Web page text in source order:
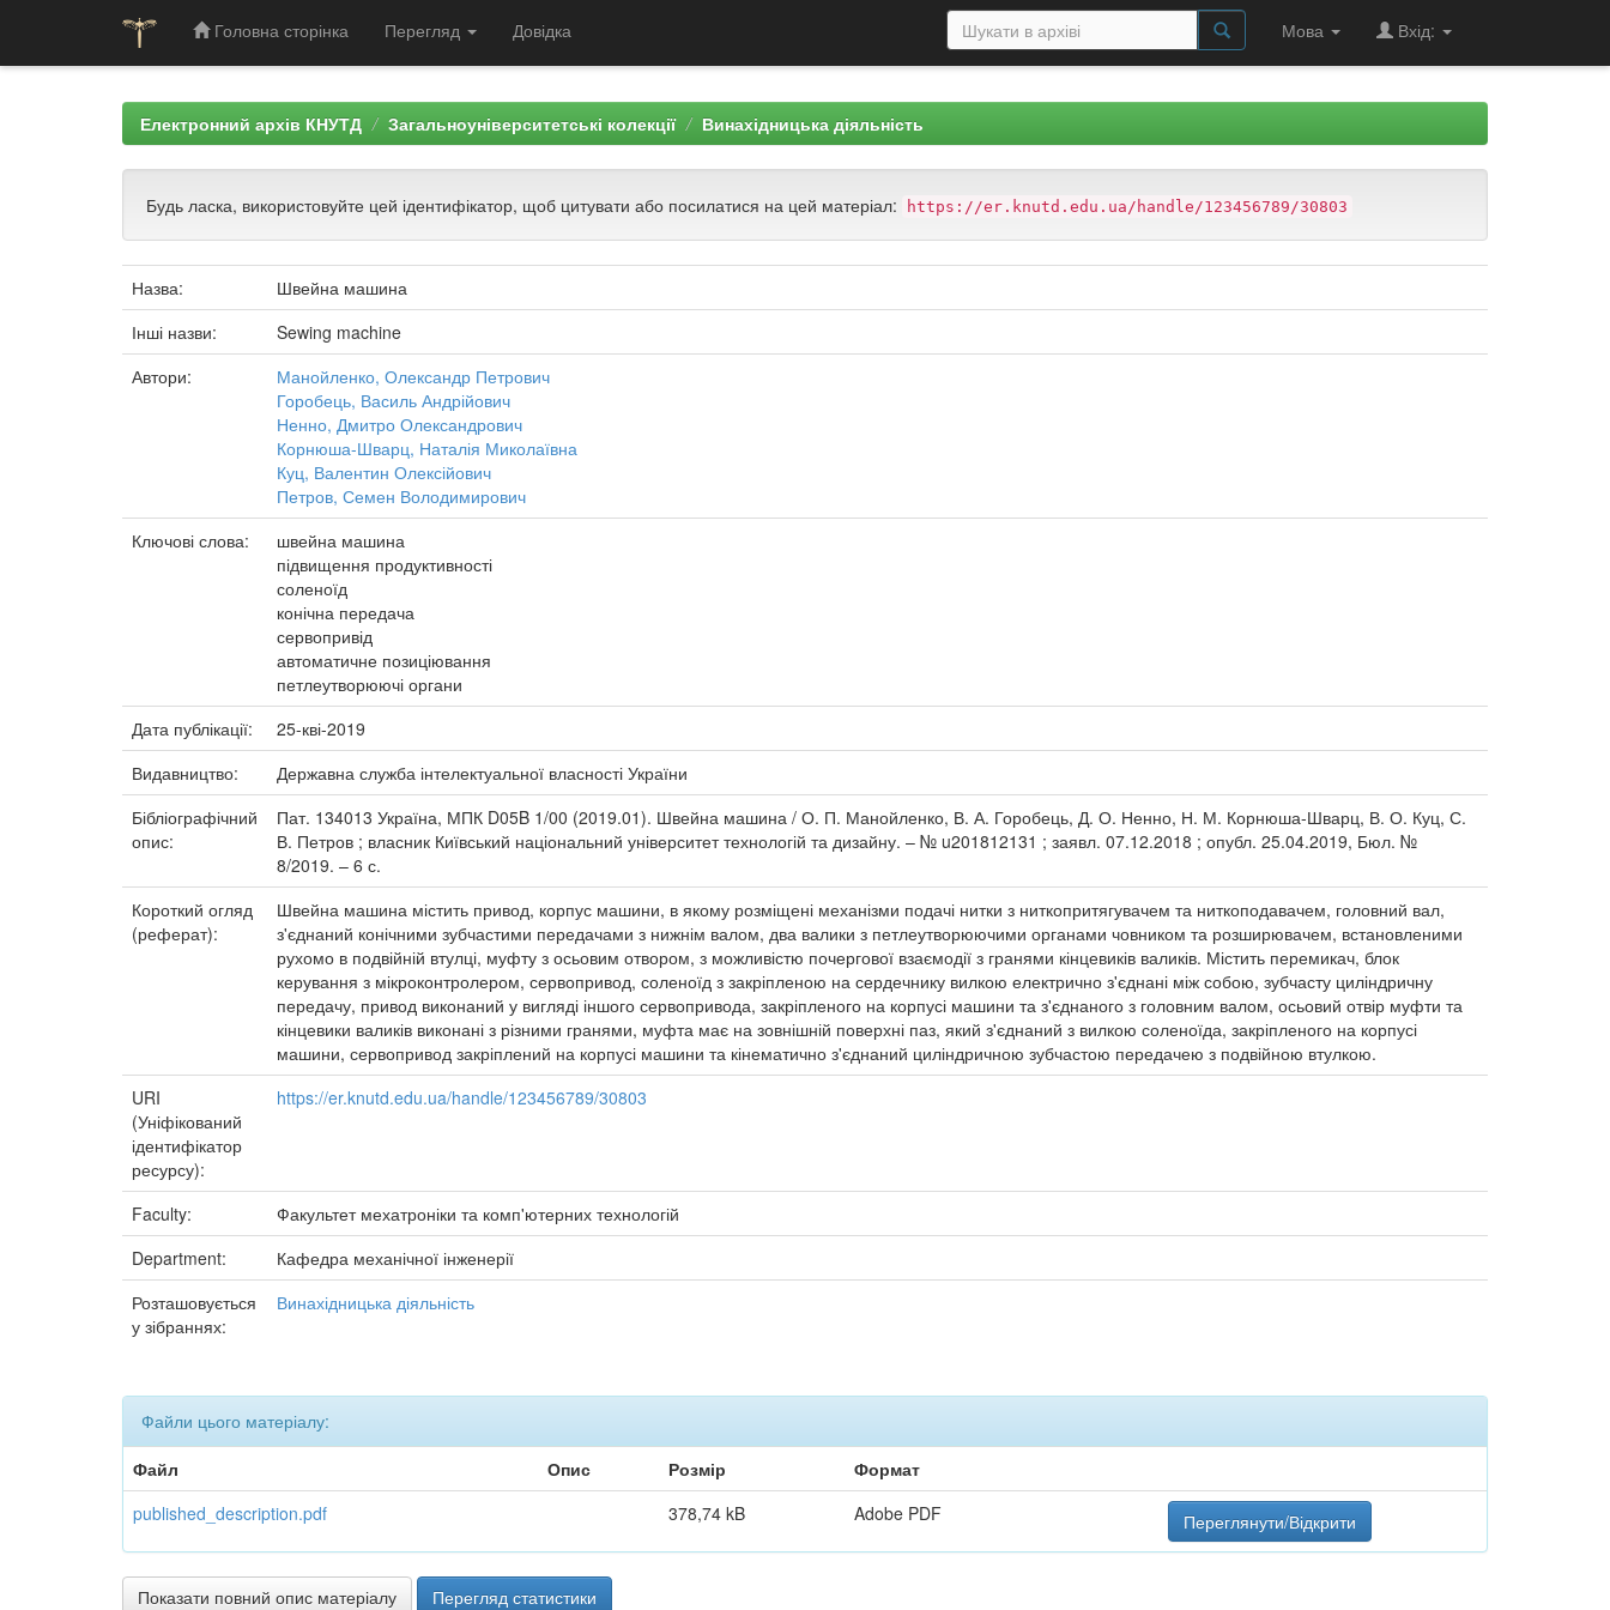
Головна сторінка Перегляд Довідка Мова Вхід:
Електронний архів КНУТД Загальноуніверситетські колекції Винахідницька діяльність
Будь ласка, використовуйте цей ідентифікатор, щоб цитувати або посилатися на цей матеріал: https://er.knutd.edu.ua/handle/123456789/30803
Назва:
Швейна машина
Інші назви:
Sewing machine
Автори:
Манойленко, Олександр Петрович
Горобець, Василь Андрійович
Ненно, Дмитро Олександрович
Корнюша-Шварц, Наталія Миколаївна
Куц, Валентин Олексійович
Петров, Семен Володимирович
Ключові слова:
швейна машина
підвищення продуктивності
соленоїд
конічна передача
сервопривід
автоматичне позиціювання
петлеутворюючі органи
Дата публікації:
25-кві-2019
Видавництво:
Державна служба інтелектуальної власності України
Бібліографічний
опис:
Пат. 134013 Україна, МПК D05B 1/00 (2019.01). Швейна машина / О. П. Манойленко, В. А. Горобець, Д. О. Ненно, Н. М. Корнюша-Шварц, В. О. Куц, С.
В. Петров ; власник Київський національний університет технологій та дизайну. – № u201812131 ; заявл. 07.12.2018 ; опубл. 25.04.2019, Бюл. №
8/2019. – 6 с.
Короткий огляд
(реферат):
Швейна машина містить привод, корпус машини, в якому розміщені механізми подачі нитки з ниткопритягувачем та ниткоподавачем, головний вал,
з'єднаний конічними зубчастими передачами з нижнім валом, два валики з петлеутворюючими органами човником та розширювачем, встановленими
рухомо в подвійній втулці, муфту з осьовим отвором, з можливістю почергової взаємодії з гранями кінцевиків валиків. Містить перемикач, блок
керування з мікроконтролером, сервопривод, соленоїд з закріпленою на сердечнику вилкою електрично з'єднані між собою, зубчасту циліндричну
передачу, привод виконаний у вигляді іншого сервопривода, закріпленого на корпусі машини та з'єднаного з головним валом, осьовий отвір муфти та
кінцевики валиків виконані з різними гранями, муфта має на зовнішній поверхні паз, який з'єднаний з вилкою соленоїда, закріпленого на корпусі
машини, сервопривод закріплений на корпусі машини та кінематично з'єднаний циліндричною зубчастою передачею з подвійною втулкою.
URI
(Уніфікований
ідентифікатор
ресурсу):
https://er.knutd.edu.ua/handle/123456789/30803
Faculty:
Факультет мехатроніки та комп'ютерних технологій
Department:
Кафедра механічної інженерії
Розташовується
у зібраннях:
Винахідницька діяльність
Файли цього матеріалу:
Файл
Опис Розмір
Формат
published_description.pdf
378,74 kB Adobe PDF Переглянути/Відкрити
Показати повний опис матеріалу Перегляд статистики